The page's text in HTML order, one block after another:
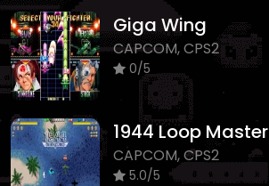
Giga Wing
CAPCOM, CPS2
0/5
1944 Loop Master
CAPCOM, CPS2
5.0/5